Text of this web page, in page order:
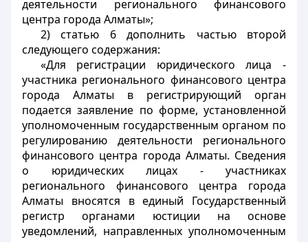
деятельности регионального финансового
центра города Алматы»;
2) статью 6 дополнить частью второй
следующего содержания:
«Для регистрации юридического лица -
участника регионального финансового центра
города Алматы в регистрирующий орган
подается заявление по форме, установленной
уполномоченным государственным органом по
регулированию деятельности регионального
финансового центра города Алматы. Сведения
о юридических лицах - участниках
регионального финансового центра города
Алматы вносятся в единый Государственный
регистр органами юстиции на основе
уведомлений, направленных уполномоченным